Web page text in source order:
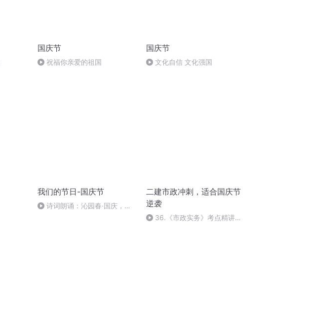
国庆节
祝福你亲爱的祖国
国庆节
文化自信 文化强国
我们的节日-国庆节
诗词朗诵：沁园春·国庆，朗
二建市政冲刺，适合国庆节
逆袭
36.《市政实务》考点精讲第